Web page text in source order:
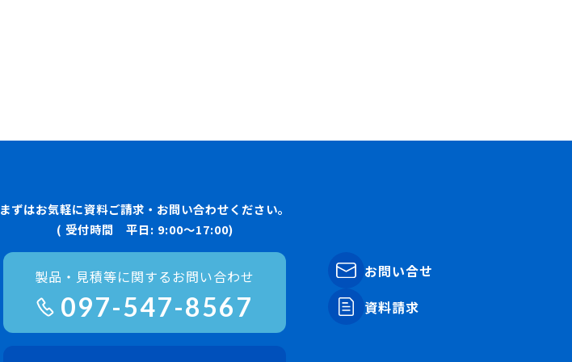
まずはお気軽に資料ご請求・お問い合わせください。
( 受付時間 平日: 9:00〜17:00)
製品・見積等に関するお問い合わせ
097-547-8567
お問い合せ
資料請求